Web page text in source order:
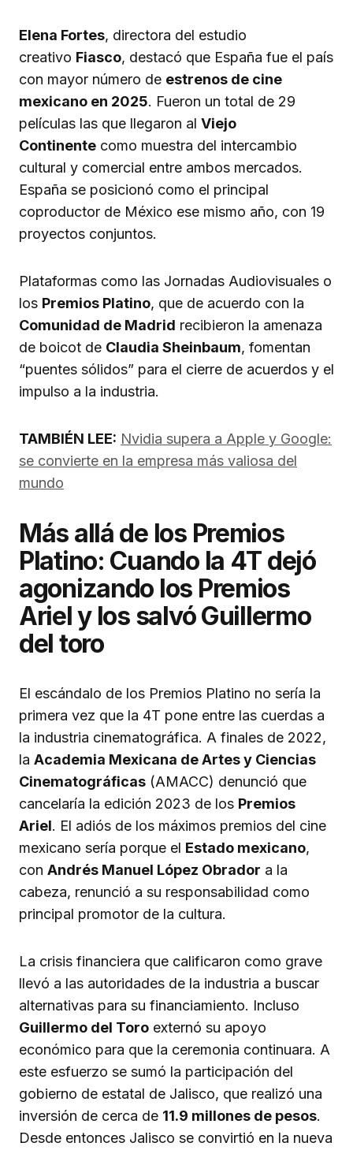
Elena Fortes, directora del estudio
creativo Fiasco, destacó que España fue el país
con mayor número de estrenos de cine
mexicano en 2025. Fueron un total de 29
películas las que llegaron al Viejo
Continente como muestra del intercambio
cultural y comercial entre ambos mercados.
España se posicionó como el principal
coproductor de México ese mismo año, con 19
proyectos conjuntos.
Plataformas como las Jornadas Audiovisuales o
los Premios Platino, que de acuerdo con la
Comunidad de Madrid recibieron la amenaza
de boicot de Claudia Sheinbaum, fomentan
“puentes sólidos” para el cierre de acuerdos y el
impulso a la industria.
TAMBIÉN LEE: Nvidia supera a Apple y Google:
se convierte en la empresa más valiosa del
mundo
Más allá de los Premios
Platino: Cuando la 4T dejó
agonizando los Premios
Ariel y los salvó Guillermo
del toro
El escándalo de los Premios Platino no sería la
primera vez que la 4T pone entre las cuerdas a
la industria cinematográfica. A finales de 2022,
la Academia Mexicana de Artes y Ciencias
Cinematográficas (AMACC) denunció que
cancelaría la edición 2023 de los Premios
Ariel. El adiós de los máximos premios del cine
mexicano sería porque el Estado mexicano,
con Andrés Manuel López Obrador a la
cabeza, renunció a su responsabilidad como
principal promotor de la cultura.
La crisis financiera que calificaron como grave
llevó a las autoridades de la industria a buscar
alternativas para su financiamiento. Incluso
Guillermo del Toro externó su apoyo
económico para que la ceremonia continuara. A
este esfuerzo se sumó la participación del
gobierno de estatal de Jalisco, que realizó una
inversión de cerca de 11.9 millones de pesos.
Desde entonces Jalisco se convirtió en la nueva